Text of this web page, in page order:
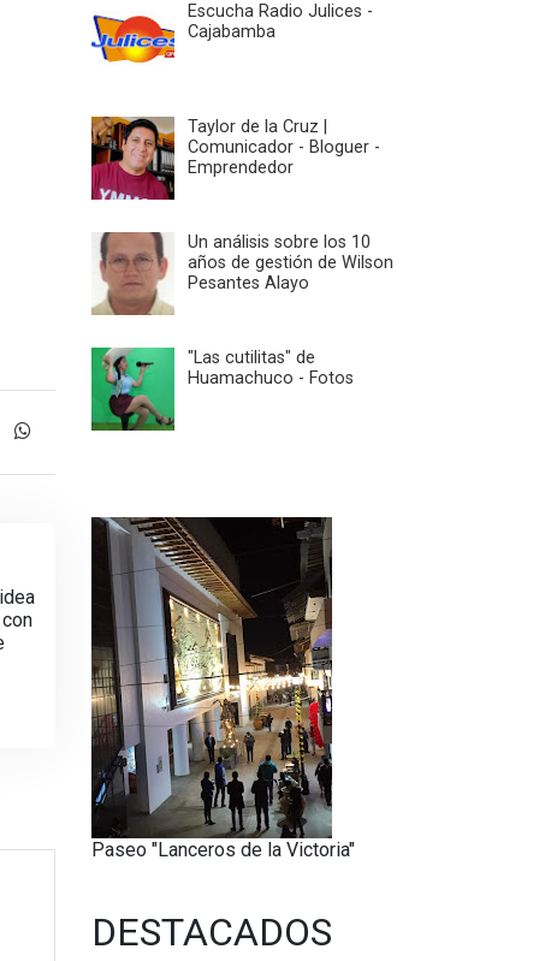
Escucha Radio Julices -
Cajabamba
Taylor de la Cruz |
Comunicador - Bloguer -
Emprendedor
Un análisis sobre los 10
años de gestión de Wilson
Pesantes Alayo
"Las cutilitas" de
Huamachuco - Fotos
Paseo "Lanceros de la Victoria"
DESTACADOS